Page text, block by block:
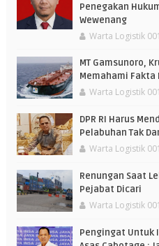
Penegakan
Wewenang
Warta Logistik 001
MT Gamsunoro,
Memahami Fakta
Warta Logistik 001
DPR RI Harus
Pelabuhan Tak
Warta Logistik 001
Renungan Saat
Pejabat Dicari
Warta Logistik 001
Pengingat Untuk